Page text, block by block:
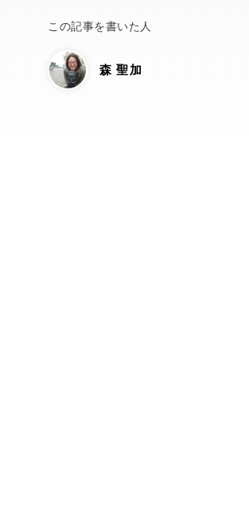
この記事を書いた人
森 聖加